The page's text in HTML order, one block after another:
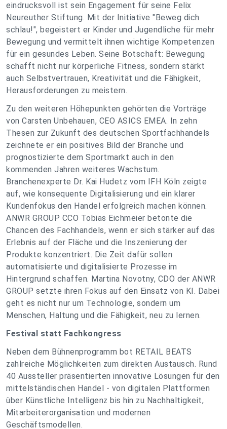
eindrucksvoll ist sein Engagement für seine Felix
Neureuther Stiftung. Mit der Initiative "Beweg dich
schlau!", begeistert er Kinder und Jugendliche für mehr
Bewegung und vermittelt ihnen wichtige Kompetenzen
für ein gesundes Leben. Seine Botschaft: Bewegung
schafft nicht nur körperliche Fitness, sondern stärkt
auch Selbstvertrauen, Kreativität und die Fähigkeit,
Herausforderungen zu meistern.
Zu den weiteren Höhepunkten gehörten die Vorträge
von Carsten Unbehauen, CEO ASICS EMEA. In zehn
Thesen zur Zukunft des deutschen Sportfachhandels
zeichnete er ein positives Bild der Branche und
prognostizierte dem Sportmarkt auch in den
kommenden Jahren weiteres Wachstum.
Branchenexperte Dr. Kai Hudetz vom IFH Köln zeigte
auf, wie konsequente Digitalisierung und ein klarer
Kundenfokus den Handel erfolgreich machen können.
ANWR GROUP CCO Tobias Eichmeier betonte die
Chancen des Fachhandels, wenn er sich stärker auf das
Erlebnis auf der Fläche und die Inszenierung der
Produkte konzentriert. Die Zeit dafür sollen
automatisierte und digitalisierte Prozesse im
Hintergrund schaffen. Martina Novotny, CDO der ANWR
GROUP setzte ihren Fokus auf den Einsatz von KI. Dabei
geht es nicht nur um Technologie, sondern um
Menschen, Haltung und die Fähigkeit, neu zu lernen.
Festival statt Fachkongress
Neben dem Bühnenprogramm bot RETAIL BEATS
zahlreiche Möglichkeiten zum direkten Austausch. Rund
40 Aussteller präsentierten innovative Lösungen für den
mittelständischen Handel - von digitalen Plattformen
über Künstliche Intelligenz bis hin zu Nachhaltigkeit,
Mitarbeiterorganisation und modernen
Geschäftsmodellen.